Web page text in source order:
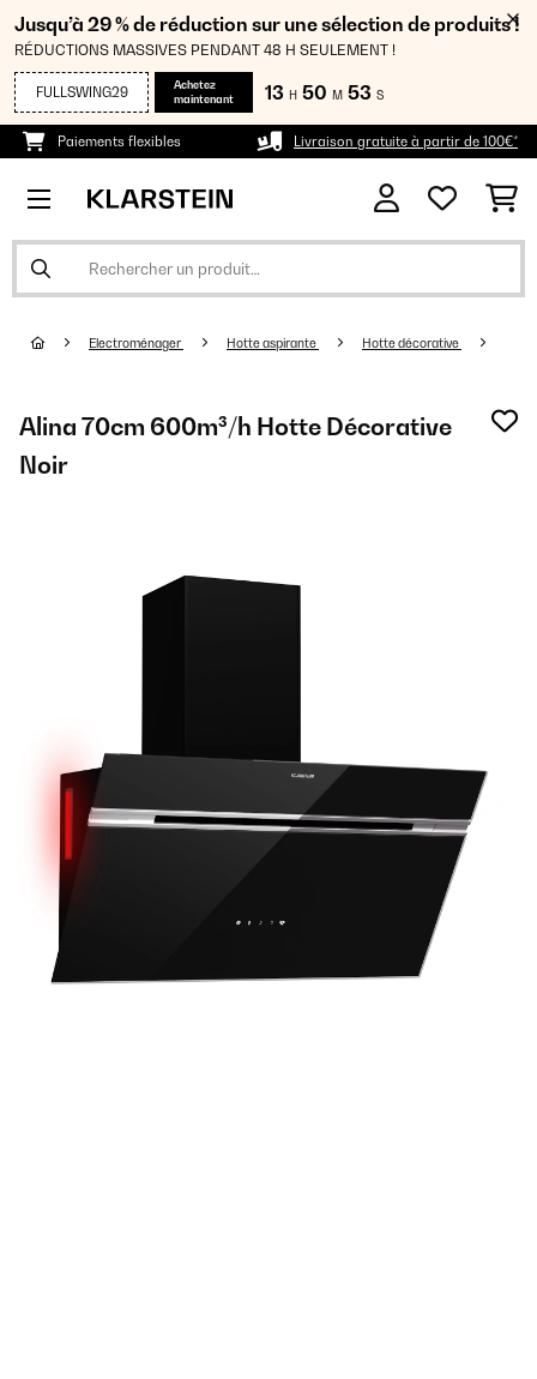
Jusqu’à 29 % de réduction sur une sélection de produits !
RÉDUCTIONS MASSIVES PENDANT 48 H SEULEMENT !
FULLSWING29
Achetez
maintenant
13 H 50 M 52 S
Paiements flexibles Livraison gratuite à partir de 100€*
Electroménager Hotte aspirante Hotte décorative
Alina 70cm 600m³/h Hotte Décorative
Noir